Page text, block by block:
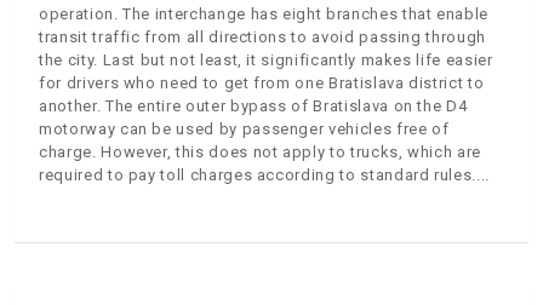
operation. The interchange has eight branches that enable
transit traffic from all directions to avoid passing through
the city. Last but not least, it significantly makes life easier
for drivers who need to get from one Bratislava district to
another. The entire outer bypass of Bratislava on the D4
motorway can be used by passenger vehicles free of
charge. However, this does not apply to trucks, which are
required to pay toll charges according to standard rules.